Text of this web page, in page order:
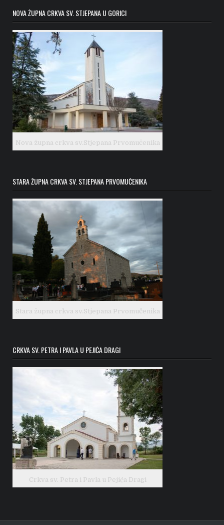
NOVA ŽUPNA CRKVA SV. STJEPANA U GORICI
Nova župna crkva sv.Stjepana Prvomučenika
STARA ŽUPNA CRKVA SV. STJEPANA PRVOMUČENIKA
Stara župna crkva sv.Stjepana Prvomučenika
CRKVA SV. PETRA I PAVLA U PEJIĆA DRAGI
Crkva sv. Petra i Pavla u Pejića Dragi